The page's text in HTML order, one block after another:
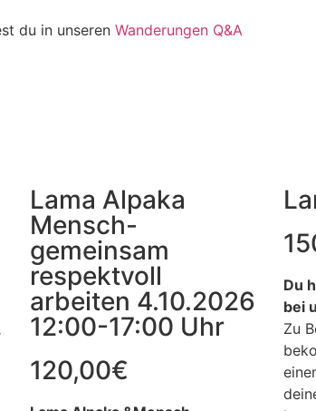
du in unseren Wanderungen Q&A
Lama Alpaka
Mensch-
gemeinsam
respektvoll
arbeiten 4.10.2026
12:00-17:00 Uhr
120,00€
Du
bei
Zu